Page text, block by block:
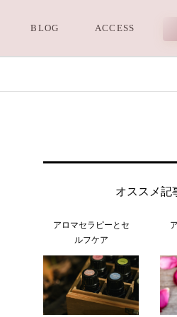
BLOG ACCESS
オススメ記
アロマセラピーとセ
ルフケア